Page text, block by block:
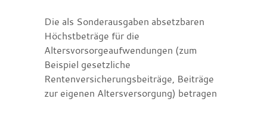
Die als Sonderausgaben absetzbaren
Höchstbeträge für die
Altersvorsorgeaufwendungen (zum
Beispiel gesetzliche
Rentenversicherungsbeiträge, Beiträge
zur eigenen Altersversorgung) betragen